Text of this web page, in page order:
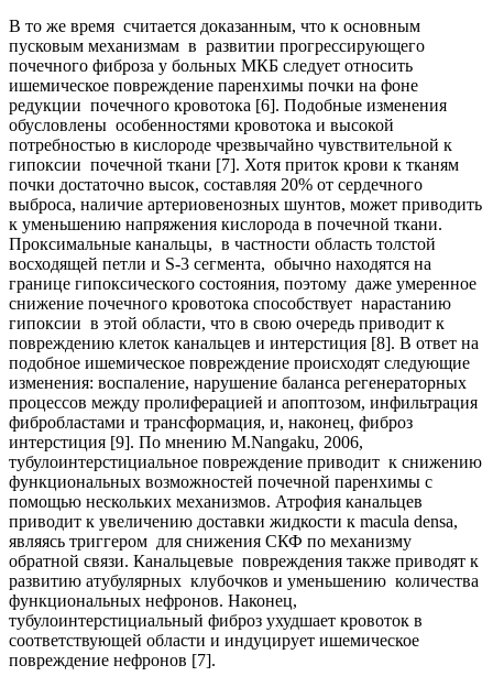
В то же время считается доказанным, что к основным
пусковым механизмам в развитии прогрессирующего
почечного фиброза у больных МКБ следует относить
ишемическое повреждение паренхимы почки на фоне
редукции почечного кровотока [6]. Подобные изменения
обусловлены особенностями кровотока и высокой
потребностью в кислороде чрезвычайно чувствительной к
гипоксии почечной ткани [7]. Хотя приток крови к тканям
почки достаточно высок, составляя 20% от сердечного
выброса, наличие артериовенозных шунтов, может приводить
к уменьшению напряжения кислорода в почечной ткани.
Проксимальные канальцы, в частности область толстой
восходящей петли и S-3 сегмента, обычно находятся на
границе гипоксического состояния, поэтому даже умеренное
снижение почечного кровотока способствует нарастанию
гипоксии в этой области, что в свою очередь приводит к
повреждению клеток канальцев и интерстиция [8]. В ответ на
подобное ишемическое повреждение происходят следующие
изменения: воспаление, нарушение баланса регенераторных
процессов между пролиферацией и апоптозом, инфильтрация
фибробластами и трансформация, и, наконец, фиброз
интерстиция [9]. По мнению M.Nangaku, 2006,
тубулоинтерстициальное повреждение приводит к снижению
функциональных возможностей почечной паренхимы с
помощью нескольких механизмов. Атрофия канальцев
приводит к увеличению доставки жидкости к macula densa,
являясь триггером для снижения СКФ по механизму
обратной связи. Канальцевые повреждения также приводят к
развитию атубулярных клубочков и уменьшению количества
функциональных нефронов. Наконец,
тубулоинтерстициальный фиброз ухудшает кровоток в
соответствующей области и индуцирует ишемическое
повреждение нефронов [7].